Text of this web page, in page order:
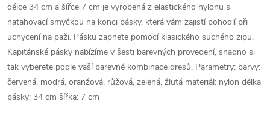
délce 34 cm a šířce 7 cm je vyrobená z elastického nylonu s
natahovací smyčkou na konci pásky, která vám zajistí pohodlí při
uchycení na paži. Pásku zapnete pomocí klasického suchého zipu.
Kapitánské pásky nabízíme v šesti barevných provedení, snadno si
tak vyberete podle vaší barevné kombinace dresů. Parametry: barvy:
červená, modrá, oranžová, růžová, zelená, žlutá materiál: nylon délka
pásky: 34 cm šířka: 7 cm